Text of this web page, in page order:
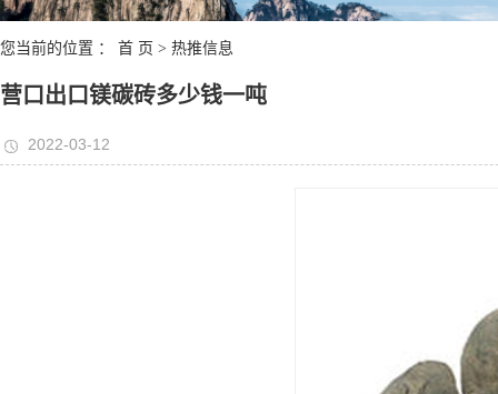
您当前的位置 ： 首 页 > 热推信息
营口出口镁碳砖多少钱一吨
2022-03-12